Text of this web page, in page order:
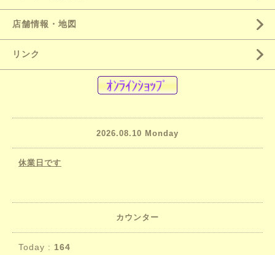
店舗情報・地図
リンク
2026.08.10 Monday
休業日です
カウンター
Today : 164